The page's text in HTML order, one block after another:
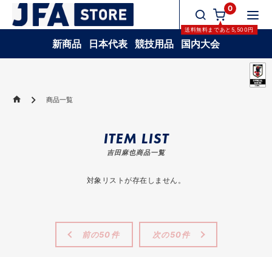
0
送料無料まであと 5,500円
新商品 日本代表 競技用品 国内大会
商品一覧
ITEM LIST
吉田麻也商品一覧
対象リストが存在しません。
前の50件 次の50件